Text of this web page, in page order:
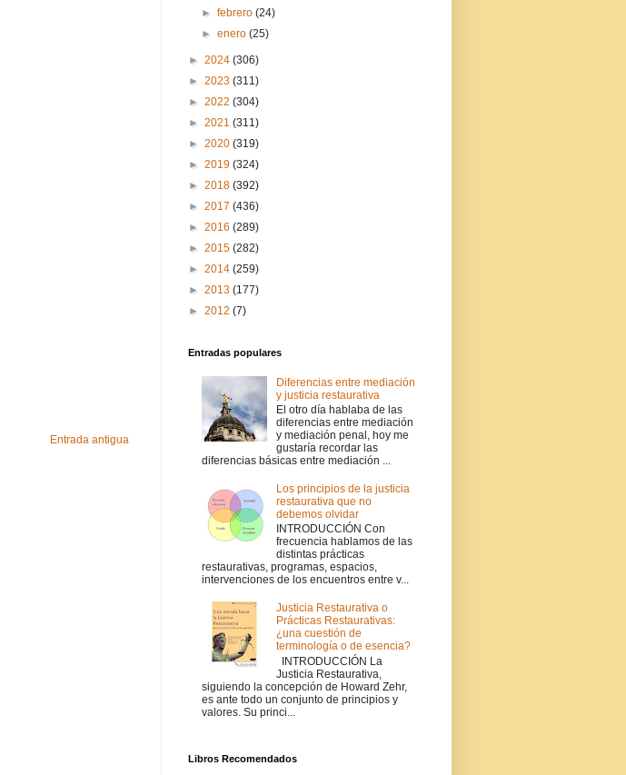
Entrada antigua
►febrero(24)
►enero(25)
► 2024 (306)
► 2023 (311)
► 2022 (304)
► 2021 (311)
► 2020 (319)
► 2019 (324)
► 2018 (392)
► 2017 (436)
► 2016 (289)
► 2015 (282)
► 2014 (259)
► 2013 (177)
► 2012 (7)
Entradas populares
Diferencias entre mediación
y justicia restaurativa
El otro día hablaba de las
diferencias entre mediación
y mediación penal, hoy me
gustaría recordar las
diferencias básicas entre mediación ...
Los principios de la justicia
restaurativa que no
debemos olvidar
INTRODUCCIÓN Con
frecuencia hablamos de las
distintas prácticas
restaurativas, programas, espacios,
intervenciones de los encuentros entre v...
Justicia Restaurativa o
Prácticas Restaurativas:
¿una cuestión de
terminología o de esencia?
INTRODUCCIÓN La
Justicia Restaurativa,
siguiendo la concepción de Howard Zehr,
es ante todo un conjunto de principios y
valores. Su princi...
Libros Recomendados